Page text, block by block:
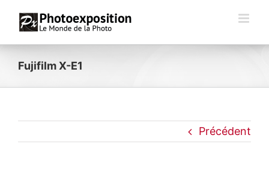
Fujifilm X-E1
Précédent